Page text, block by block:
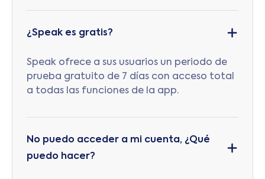
¿Speak es gratis?
Speak ofrece a sus usuarios un periodo de
prueba gratuito de 7 días con acceso total
a todas las funciones de la app.
No puedo acceder a mi cuenta, ¿Qué
puedo hacer?